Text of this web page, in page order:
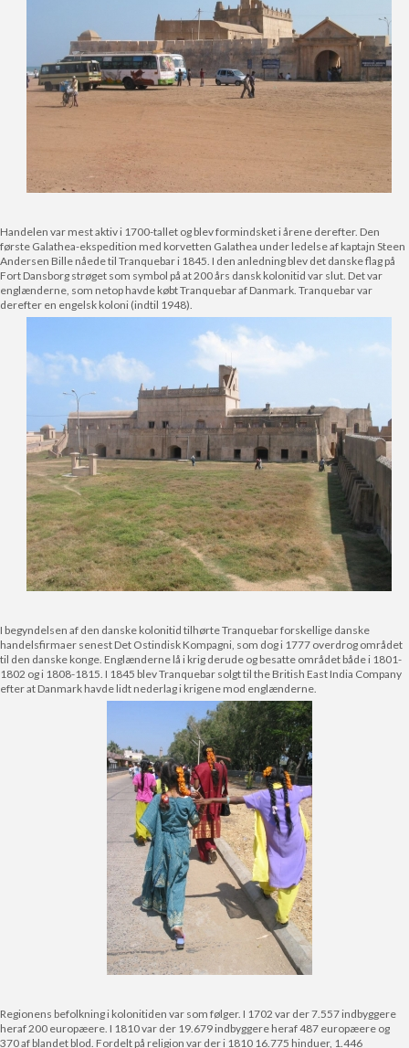
Handelen var mest aktiv i 1700-tallet og blev formindsket i årene derefter. Den
første Galathea-ekspedition med korvetten Galathea under ledelse af kaptajn Steen
Andersen Bille nåede til Tranquebar i 1845. I den anledning blev det danske flag på
Fort Dansborg strøget som symbol på at 200 års dansk kolonitid var slut. Det var
englænderne, som netop havde købt Tranquebar af Danmark. Tranquebar var
derefter en engelsk koloni (indtil 1948).
I begyndelsen af den danske kolonitid tilhørte Tranquebar forskellige danske
handelsfirmaer senest Det Ostindisk Kompagni, som dog i 1777 overdrog området
til den danske konge. Englænderne lå i krig derude og besatte området både i 1801-
1802 og i 1808-1815. I 1845 blev Tranquebar solgt til the British East India Company
efter at Danmark havde lidt nederlag i krigene mod englænderne.
Regionens befolkning i kolonitiden var som følger. I 1702 var der 7.557 indbyggere
heraf 200 europæere. I 1810 var der 19.679 indbyggere heraf 487 europæere og
370 af blandet blod. Fordelt på religion var der i 1810 16.775 hinduer, 1.446